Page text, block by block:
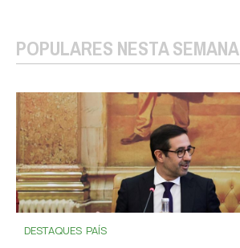
POPULARES NESTA SEMANA
DESTAQUES PAÍS